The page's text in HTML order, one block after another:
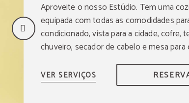
Aproveite o nosso Estúdio. Tem uma
equipada com todas as comodidades
condicionado, vista para a cidade, cofre,
chuveiro, secador de cabelo e mesa para